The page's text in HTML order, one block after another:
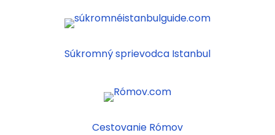
Súkromný sprievodca Istanbul
Cestovanie Rómov